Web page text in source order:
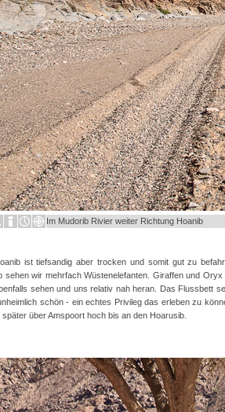
Im Mudorib Rivier weiter Richtung Hoanib
ist tiefsandig aber trocken und somit gut zu
sehen wir mehrfach Wüstenelefanten. Giraffen und Oryx
sehen und uns relativ nah heran. Das Flussbett
schön - ein echtes Privileg das erleben zu
später über Amspoort hoch bis an den Hoarusib.